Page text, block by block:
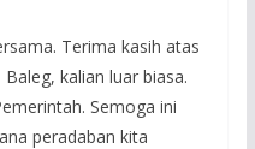
Terima kasih atas
kalian luar biasa.
Semoga ini
peradaban kita